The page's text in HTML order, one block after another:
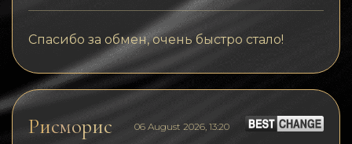
Спасибо за обмен, очень быстро стало!
Рисморис 06 August 2026, 13:20